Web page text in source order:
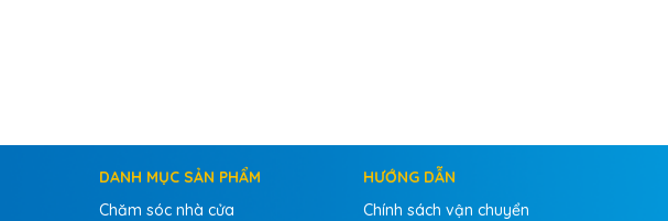
DANH MỤC SẢN PHẨM
Chăm sóc nhà cửa
HƯỚNG DẪN
Chính sách vận chuyển